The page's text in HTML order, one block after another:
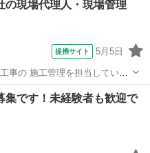
の現場代理人・現場管理
提携サイト 5月5日
事の 施工管理を担当していた
での関係者調
集です！未経験者も歓迎で